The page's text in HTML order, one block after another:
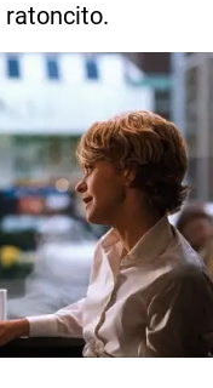
ratoncito.